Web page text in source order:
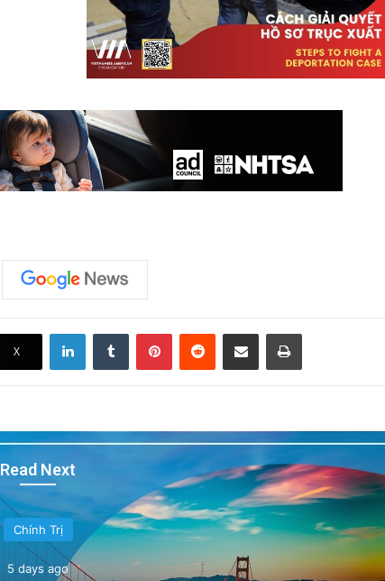
X
LinkedInTumblr PinterestReddit Share via Email Print
Read Next
Chính Trị
5 days ago